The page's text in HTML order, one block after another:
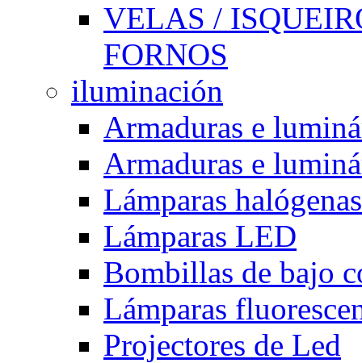
VELAS /
FORNOS
iluminación
Armaduras e
Armaduras e
Lámparas halógenas
Lámparas LED
Bombillas de bajo
Lámparas
Projectores de Led